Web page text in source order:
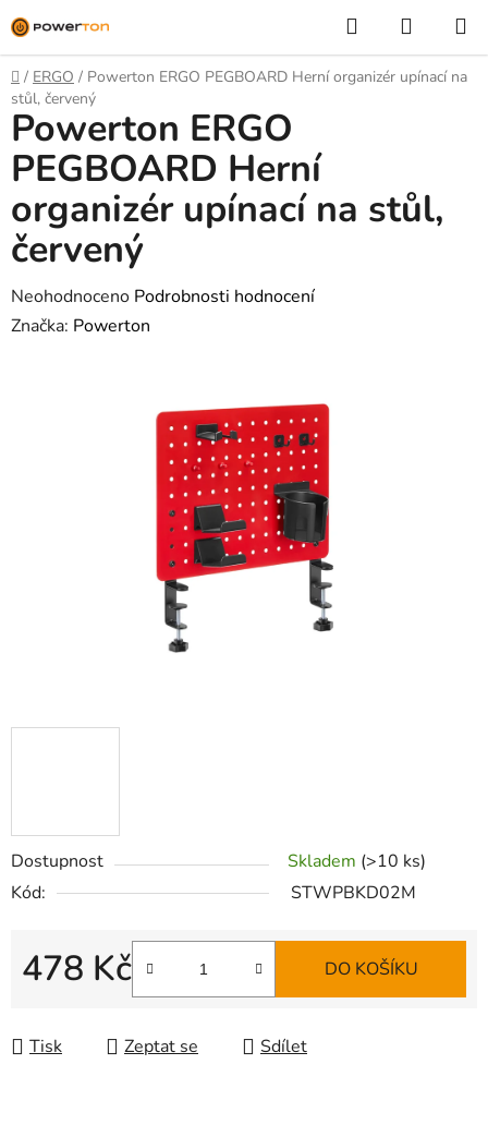
na
obsah
Hledat
KOŠÍK
Domů
/ ERGO / Powerton ERGO PEGBOARD Herní organizér upínací na
stůl, červený
Dostupnost Skladem (>10 ks)
Kód:
STWPBKD02M
478 Kč DO KOŠÍKU
Tisk Zeptat se Sdílet
Powerton ERGO
PEGBOARD Herní
organizér upínací na stůl,
červený
Průměrné
hodnocení
Neohodnoceno Podrobnosti hodnocení
Značka: Powerton